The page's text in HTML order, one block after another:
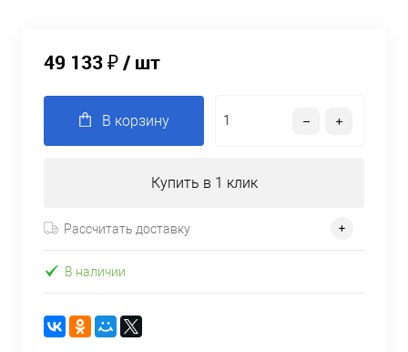
49 133 ₽/ шт
В корзину
Купить в 1 клик
Рассчитать доставку
В наличии